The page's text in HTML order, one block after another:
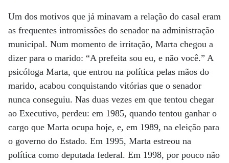
Um dos motivos que já minavam a relação do casal eram
as frequentes intromissões do senador na administração
municipal. Num momento de irritação, Marta chegou a
dizer para o marido: “A prefeita sou eu, e não você.” A
psicóloga Marta, que entrou na política pelas mãos do
marido, acabou conquistando vitórias que o senador
nunca conseguiu. Nas duas vezes em que tentou chegar
ao Executivo, perdeu: em 1985, quando tentou ganhar o
cargo que Marta ocupa hoje, e, em 1989, na eleição para
o governo do Estado. Em 1995, Marta estreou na
política como deputada federal. Em 1998, por pouco não